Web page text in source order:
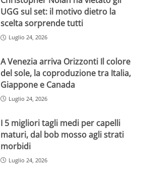
UGG sul set: il motivo dietro la
scelta sorprende tutti
Luglio 24, 2026
A Venezia arriva Orizzonti Il colore
del sole, la coproduzione tra Italia,
Giappone e Canada
Luglio 24, 2026
I 5 migliori tagli medi per capelli
maturi, dal bob mosso agli strati
morbidi
Luglio 24, 2026